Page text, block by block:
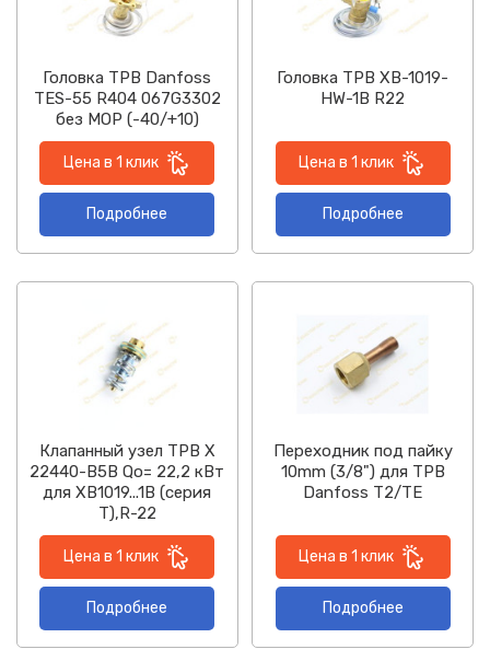
Головка ТРВ Danfoss
TES-55 R404 067G3302
без МОР (-40/+10)
Цена в 1 клик
Подробнее
Головка ТРВ XB-1019-
HW-1B R22
Цена в 1 клик
Подробнее
Клапанный узел ТРВ X
22440-B5B Qo= 22,2 кВт
для XB1019...1B (серия
Т),R-22
Цена в 1 клик
Подробнее
Переходник под пайку
10mm (3/8") для ТРВ
Danfoss T2/TE
Цена в 1 клик
Подробнее